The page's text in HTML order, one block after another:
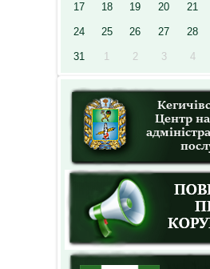
17 18 19 20 21
24 25 26 27 28
31 1 2 3 4